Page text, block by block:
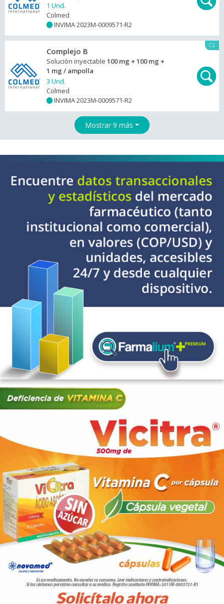
1 Und.
Colmed
INVIMA 2023M-0009571-R2
C2
Complejo B
Solución inyectable 100 mg + 100 mg +
1 mg / ampolla
3 Und.
Colmed
INVIMA 2023M-0009571-R2
Mostrar 9 más